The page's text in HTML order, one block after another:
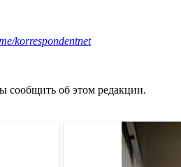
korrespondentnet
сообщить об этом редакции.